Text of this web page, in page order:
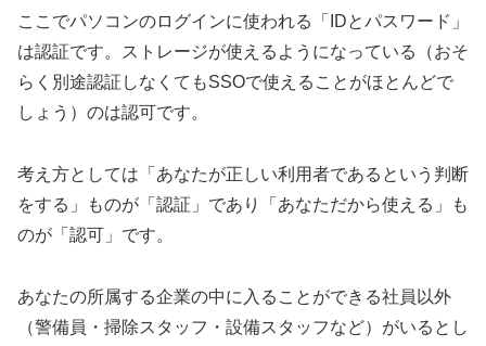
ここでパソコンのログインに使われる「IDとパスワード」
は認証です。ストレージが使えるようになっている（おそ
らく別途認証しなくてもSSOで使えることがほとんどで
しょう）のは認可です。
考え方としては「あなたが正しい利用者であるという判断
をする」ものが「認証」であり「あなただから使える」も
のが「認可」です。
あなたの所属する企業の中に入ることができる社員以外
（警備員・掃除スタッフ・設備スタッフなど）がいるとし